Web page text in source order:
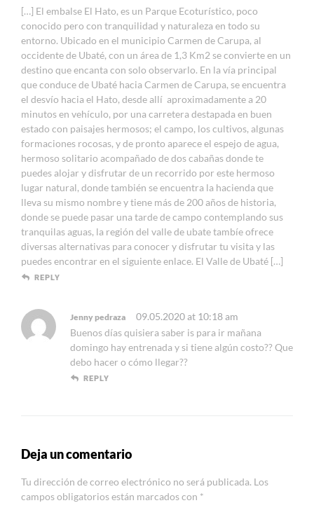
[…] El embalse El Hato, es un Parque Ecoturístico, poco
conocido pero con tranquilidad y naturaleza en todo su
entorno. Ubicado en el municipio Carmen de Carupa, al
occidente de Ubaté, con un área de 1,3 Km2 se convierte en un
destino que encanta con solo observarlo. En la vía principal
que conduce de Ubaté hacia Carmen de Carupa, se encuentra
el desvío hacia el Hato, desde allí aproximadamente a 20
minutos en vehículo, por una carretera destapada en buen
estado con paisajes hermosos; el campo, los cultivos, algunas
formaciones rocosas, y de pronto aparece el espejo de agua,
hermoso solitario acompañado de dos cabañas donde te
puedes alojar y disfrutar de un recorrido por este hermoso
lugar natural, donde también se encuentra la hacienda que
lleva su mismo nombre y tiene más de 200 años de historia,
donde se puede pasar una tarde de campo contemplando sus
tranquilas aguas, la región del valle de ubate tambíe ofrece
diversas alternativas para conocer y disfrutar tu visita y las
puedes encontrar en el siguiente enlace. El Valle de Ubaté […]
REPLY
Jenny pedraza
09.05.2020 at 10:18 am
Buenos días quisiera saber is para ir mañana
domingo hay entrenada y si tiene algún costo?? Que
debo hacer o cómo llegar??
REPLY
Deja un comentario
Tu dirección de correo electrónico no será publicada. Los
campos obligatorios están marcados con *